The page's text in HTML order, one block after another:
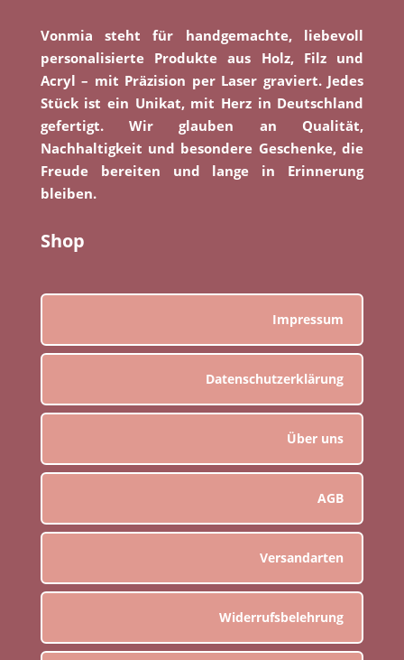
Vonmia steht für handgemachte, liebevoll
personalisierte Produkte aus Holz, Filz und
Acryl – mit Präzision per Laser graviert. Jedes
Stück ist ein Unikat, mit Herz in Deutschland
gefertigt. Wir glauben an Qualität,
Nachhaltigkeit und besondere Geschenke, die
Freude bereiten und lange in Erinnerung
bleiben.
Shop
Impressum
Datenschutzerklärung
Über uns
AGB
Versandarten
Widerrufsbelehrung